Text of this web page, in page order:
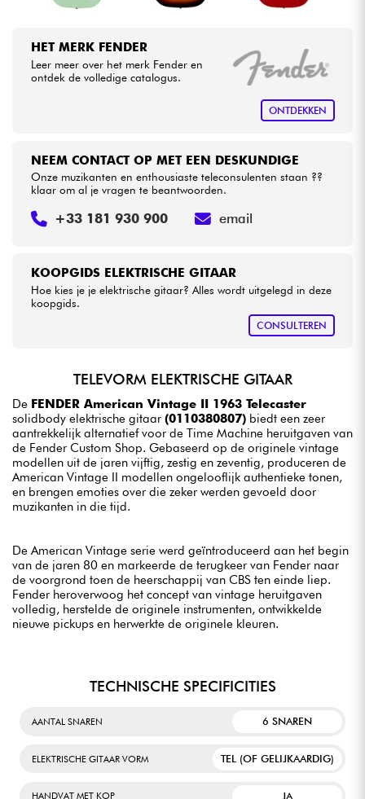
HET MERK FENDER
Leer meer over het merk Fender en
ontdek de volledige catalogus.
ONTDEKKEN
KOOPGIDS ELEKTRISCHE GITAAR
Hoe kies je je elektrische gitaar? Alles wordt uitgelegd in deze
koopgids.
CONSULTEREN
NEEM CONTACT OP MET EEN DESKUNDIGE
Onze muzikanten en enthousiaste teleconsulenten staan ??
klaar om al je vragen te beantwoorden.
+33 181 930 900 email
TELEVORM ELEKTRISCHE GITAAR
De FENDER American Vintage II 1963 Telecaster
solidbody elektrische gitaar (0110380807) biedt een zeer
aantrekkelijk alternatief voor de Time Machine heruitgaven van
de Fender Custom Shop. Gebaseerd op de originele vintage
modellen uit de jaren vijftig, zestig en zeventig, produceren de
American Vintage II modellen ongelooflijk authentieke tonen,
en brengen emoties over die zeker werden gevoeld door
muzikanten in die tijd.
De American Vintage serie werd geïntroduceerd aan het begin
van de jaren 80 en markeerde de terugkeer van Fender naar
de voorgrond toen de heerschappij van CBS ten einde liep.
Fender heroverwoog het concept van vintage heruitgaven
volledig, herstelde de originele instrumenten, ontwikkelde
nieuwe pickups en herwerkte de originele kleuren.
TECHNISCHE SPECIFICITIES
AANTAL SNAREN 6 SNAREN
ELEKTRISCHE GITAAR VORM TEL (OF GELIJKAARDIG)
HANDVAT MET KOP JA